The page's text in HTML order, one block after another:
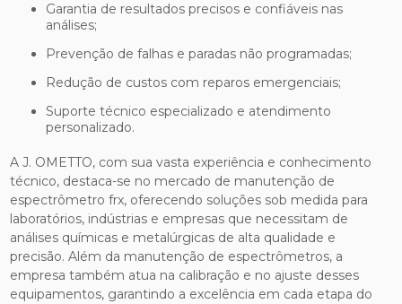
Garantia de resultados precisos e confiáveis nas
análises;
Prevenção de falhas e paradas não programadas;
Redução de custos com reparos emergenciais;
Suporte técnico especializado e atendimento
personalizado.
A J. OMETTO, com sua vasta experiência e conhecimento
técnico, destaca-se no mercado de manutenção de
espectrômetro frx, oferecendo soluções sob medida para
laboratórios, indústrias e empresas que necessitam de
análises químicas e metalúrgicas de alta qualidade e
precisão. Além da manutenção de espectrômetros, a
empresa também atua na calibração e no ajuste desses
equipamentos, garantindo a excelência em cada etapa do